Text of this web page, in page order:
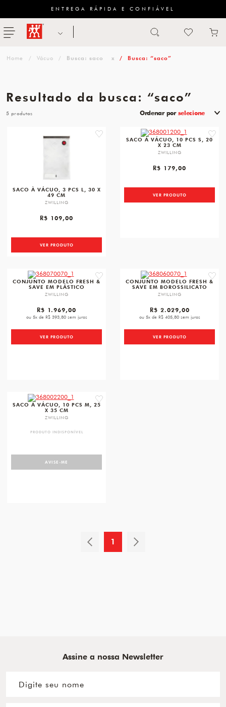
ENTREGA RÁPIDA E CONFIÁVEL
menu ZWILLING
PANELAS
TALHERES
Vácuo Busca: saco x Busca: “saco”
Resultado da busca: “saco”
Ordenar por selecione
5
favorite
SACO À VÁCUO, 3 PCS L, 30 X
49 CM
ZWILLING
R$ 109,00
VER PRODUTO
SACO À VÁCUO, 10 PCS S, 20
X 23 CM
ZWILLING
R$ 179,00
VER PRODUTO
favorite
CONJUNTO MODELO FRESH &
SAVE EM PLÁSTICO
ZWILLING
R$ 1.969,00
ou 5x de R$ 393,80 sem juros
VER PRODUTO
CONJUNTO MODELO FRESH &
SAVE EM BOROSSILICATO
ZWILLING
R$ 2.029,00
ou 5x de R$ 405,80 sem juros
VER PRODUTO
favorite
SACO À VÁCUO, 10 PCS M, 25
X 35 CM
ZWILLING
PRODUTO INDISPONÍVEL
AVISE-ME
1
Assine a nossa Newsletter